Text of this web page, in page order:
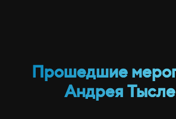
Прошедшие
Андрея